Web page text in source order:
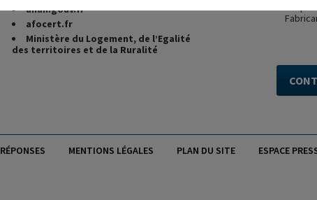
anah.gouv.fr
afocert.fr
Ministère du Logement, de l’Egalité
des territoires et de la Ruralité
En
MENTIONS LÉGALES PLAN DU SITE ESPACE